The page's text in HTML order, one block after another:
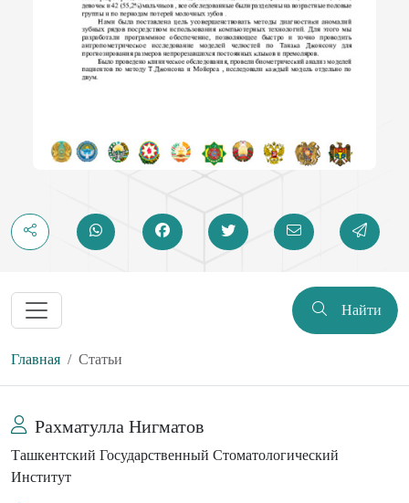
Найти
Главная Статьи
Рахматулла Нигматов
Ташкентский Государственный Стоматологический
Институт